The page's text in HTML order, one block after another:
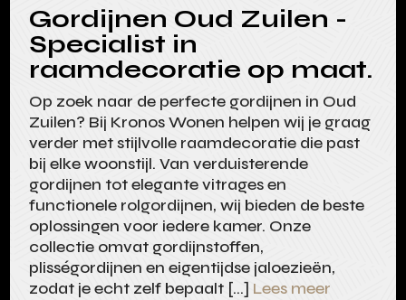
Gordijnen Oud Zuilen -
Specialist in
raamdecoratie op maat.
Op zoek naar de perfecte gordijnen in Oud
Zuilen? Bij Kronos Wonen helpen wij je graag
verder met stijlvolle raamdecoratie die past
bij elke woonstijl. Van verduisterende
gordijnen tot elegante vitrages en
functionele rolgordijnen, wij bieden de beste
oplossingen voor iedere kamer. Onze
collectie omvat gordijnstoffen,
plisségordijnen en eigentijdse jaloezieën,
zodat je echt zelf bepaalt […] Lees meer